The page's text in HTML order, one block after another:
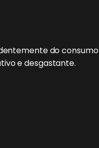
do consumo
e desgastante.